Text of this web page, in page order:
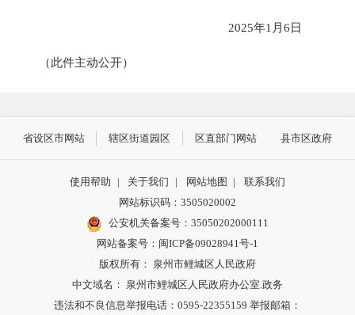
2025年1月6日
（此件主动公开）
省设区市网站 辖区街道园区 区直部门网站 县市区政府
使用帮助 | 关于我们 | 网站地图 |
联系我们
网站标识码：3505020002
公安机关备案号：35050202000111
网站备案号：闽ICP备09028941号-1
版权所有： 泉州市鲤城区人民政府
中文域名： 泉州市鲤城区人民政府办公室.政务
违法和不良信息举报电话：0595-22355159 举报邮箱：